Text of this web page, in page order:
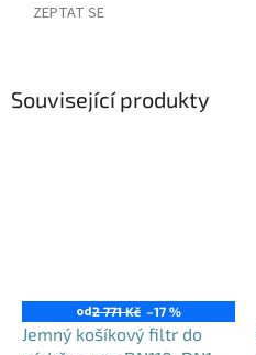
ZEPTAT SE
Související produkty
od2 771 Kč –17 %
Jemný košíkový filtr do